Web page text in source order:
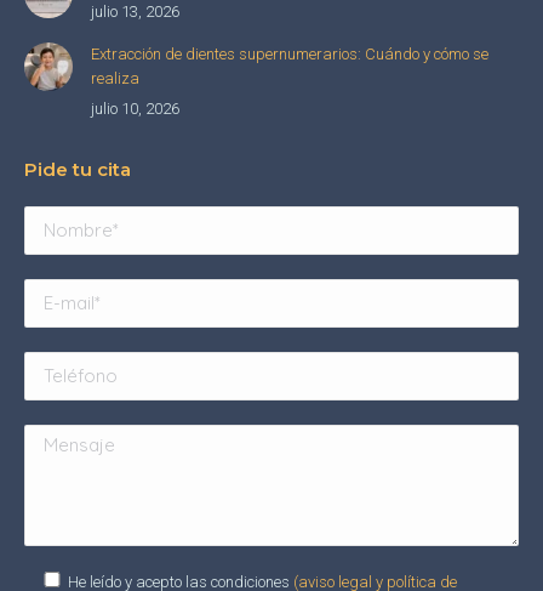
julio 13, 2026
Extracción de dientes supernumerarios: Cuándo y cómo se
realiza
julio 10, 2026
Pide tu cita
He leído y acepto las condiciones (aviso legal y política de